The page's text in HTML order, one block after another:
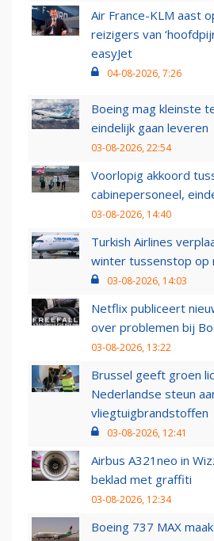
Air France-KLM aast
reizigers van
easyJet
04-08-2026, 7:26
Boeing mag kleinste
eindelijk gaan leveren
03-08-2026, 22:54
Voorlopig akkoord
cabinepersoneel,
03-08-2026, 14:40
Turkish Airlines
winter tussenstop op
03-08-2026, 14:03
Netflix publiceert
over problemen bij
03-08-2026, 13:22
Brussel geeft groen
Nederlandse steun
vliegtuigbrandstoffen
03-08-2026, 12:41
Airbus A321neo in
beklad met graffiti
03-08-2026, 12:34
Boeing 737 MAX